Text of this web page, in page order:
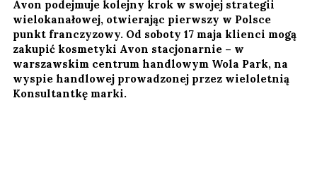
Avon podejmuje kolejny krok w swojej strategii
wielokanałowej, otwierając pierwszy w Polsce
punkt franczyzowy. Od soboty 17 maja klienci mogą
zakupić kosmetyki Avon stacjonarnie – w
warszawskim centrum handlowym Wola Park, na
wyspie handlowej prowadzonej przez wieloletnią
Konsultantkę marki.